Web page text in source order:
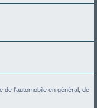
de l'automobile en général, de